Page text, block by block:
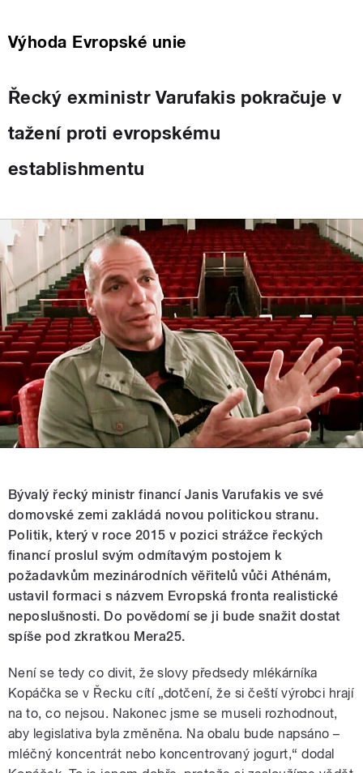
Výhoda Evropské unie
Řecký exministr Varufakis pokračuje v
tažení proti evropskému
establishmentu
Bývalý řecký ministr financí Janis Varufakis ve své
domovské zemi zakládá novou politickou stranu.
Politik, který v roce 2015 v pozici strážce řeckých
financí proslul svým odmítavým postojem k
požadavkům mezinárodních věřitelů vůči Athénám,
ustavil formaci s názvem Evropská fronta realistické
neposlušnosti. Do povědomí se ji bude snažit dostat
spíše pod zkratkou Mera25.
Není se tedy co divit, že slovy předsedy mlékárníka
Kopáčka se v Řecku cítí „dotčení, že si čeští výrobci hrají
na to, co nejsou. Nakonec jsme se museli rozhodnout,
aby legislativa byla změněna. Na obalu bude napsáno –
mléčný koncentrát nebo koncentrovaný jogurt,“ dodal